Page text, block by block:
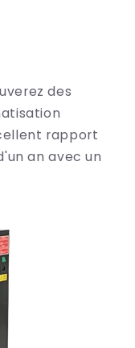
des
rapport
an avec un